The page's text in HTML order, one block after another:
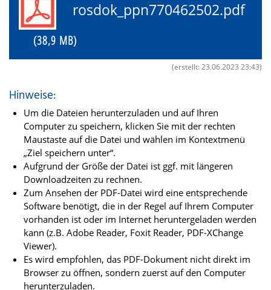
rosdok_ppn770462502.pdf
(38,9 MB)
(erstellt: 23.06.2023 23:43)
Hinweise:
Um die Dateien herunterzuladen und auf Ihren
Computer zu speichern, klicken Sie mit der rechten
Maustaste auf die Datei und wählen im Kontextmenü
„Ziel speichern unter“.
Aufgrund der Größe der Datei ist ggf. mit längeren
Downloadzeiten zu rechnen.
Zum Ansehen der PDF-Datei wird eine entsprechende
Software benötigt, die in der Regel auf Ihrem Computer
vorhanden ist oder im Internet heruntergeladen werden
kann (z.B. Adobe Reader, Foxit Reader, PDF-XChange
Viewer).
Es wird empfohlen, das PDF-Dokument nicht direkt im
Browser zu öffnen, sondern zuerst auf den Computer
herunterzuladen.